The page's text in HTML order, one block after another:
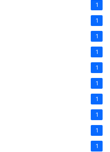
1
1
1
1
1
1
1
1
1
1